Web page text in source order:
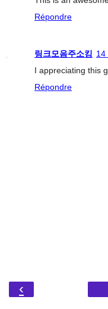
Répondre
링크모음주소킹 14
I appreciating this
Répondre
‹